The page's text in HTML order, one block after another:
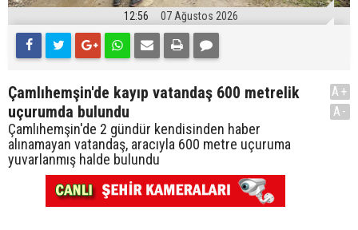
12:56 07 Ağustos 2026
Çamlıhemşin'de kayıp vatandaş 600 metrelik
uçurumda bulundu
Çamlıhemşin'de 2 gündür kendisinden haber
alınamayan vatandaş, aracıyla 600 metre uçuruma
yuvarlanmış halde bulundu
A+
A-